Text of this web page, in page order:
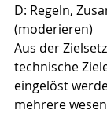
D: Regeln,
(moderieren)
Aus der
technische
eingelöst
mehrere